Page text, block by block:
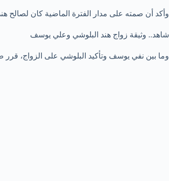
وأكد أن صمته على مدار الفترة الماضية كان
شاهد.. وثيقة زواج هند البلوشي وعلي يوسف
وما بين نفي يوسف وتأكيد البلوشي على الزواج،